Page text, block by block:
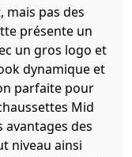
mais pas des
présente un
un gros logo et
dynamique et
parfaite pour
Mid
des
niveau ainsi